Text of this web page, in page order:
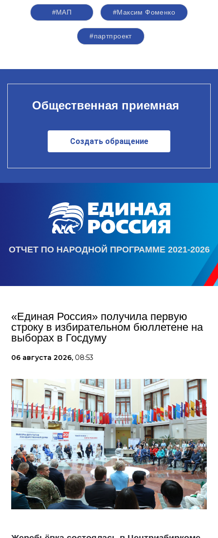
#МАП #Максим Фоменко
#партпроект
Общественная приемная
Создать обращение
ОТЧЕТ ПО НАРОДНОЙ ПРОГРАММЕ 2021-2026
«Единая Россия» получила первую
строку в избирательном бюллетене на
выборах в Госдуму
06 августа 2026, 08:53